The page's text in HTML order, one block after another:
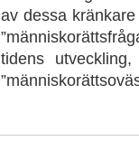
av dessa
tidens